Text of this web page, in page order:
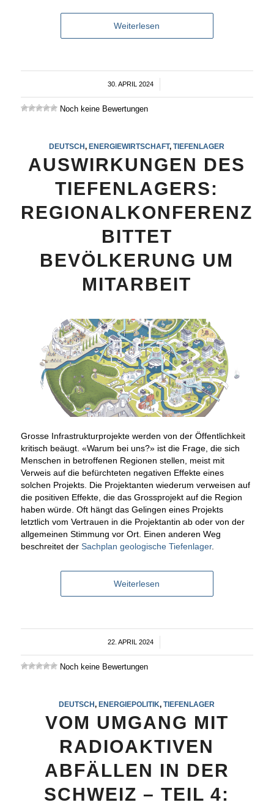
Weiterlesen
30. APRIL 2024
/
Noch keine Bewertungen
DEUTSCH,ENERGIEWIRTSCHAFT,TIEFENLAGER
AUSWIRKUNGEN DES
TIEFENLAGERS:
REGIONALKONFERENZ
BITTET
BEVÖLKERUNG UM
MITARBEIT
Grosse Infrastrukturprojekte werden von der Öffentlichkeit
kritisch beäugt. «Warum bei uns?» ist die Frage, die sich
Menschen in betroffenen Regionen stellen, meist mit
Verweis auf die befürchteten negativen Effekte eines
solchen Projekts. Die Projektanten wiederum verweisen auf
die positiven Effekte, die das Grossprojekt auf die Region
haben würde. Oft hängt das Gelingen eines Projekts
letztlich vom Vertrauen in die Projektantin ab oder von der
allgemeinen Stimmung vor Ort. Einen anderen Weg
beschreitet der Sachplan geologische Tiefenlager.
Weiterlesen
22. APRIL 2024
/
Noch keine Bewertungen
DEUTSCH, ENERGIEPOLITIK,TIEFENLAGER
VOM UMGANG MIT
RADIOAKTIVEN
ABFÄLLEN IN DER
SCHWEIZ – TEIL 4: